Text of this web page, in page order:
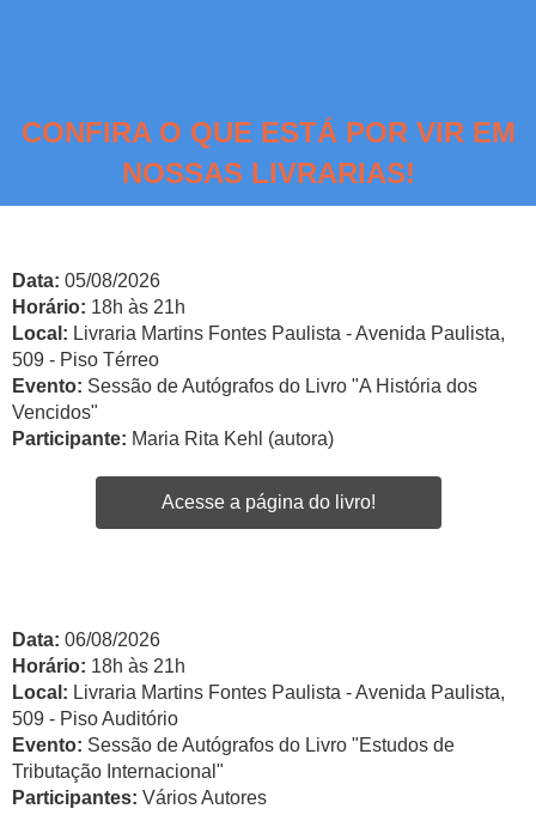
CONFIRA O QUE ESTÁ POR VIR EM
NOSSAS LIVRARIAS!
Data: 05/08/2026
Horário: 18h às 21h
Local: Livraria Martins Fontes Paulista - Avenida Paulista,
509 - Piso Térreo
Evento: Sessão de Autógrafos do Livro "A História dos
Vencidos"
Participante: Maria Rita Kehl (autora)
Acesse a página do livro!
Data: 06/08/2026
Horário: 18h às 21h
Local: Livraria Martins Fontes Paulista - Avenida Paulista,
509 - Piso Auditório
Evento: Sessão de Autógrafos do Livro "Estudos de
Tributação Internacional"
Participantes: Vários Autores